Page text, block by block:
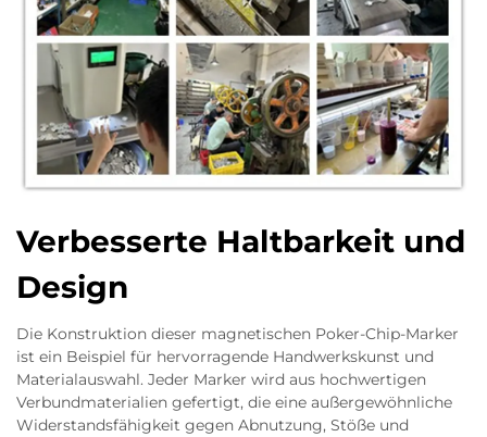
Verbesserte Haltbarkeit und
Design
Die Konstruktion dieser magnetischen Poker-Chip-Marker
ist ein Beispiel für hervorragende Handwerkskunst und
Materialauswahl. Jeder Marker wird aus hochwertigen
Verbundmaterialien gefertigt, die eine außergewöhnliche
Widerstandsfähigkeit gegen Abnutzung, Stöße und